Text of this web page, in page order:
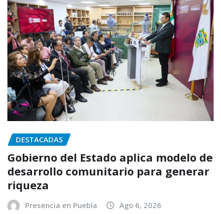
DESTACADAS
Gobierno del Estado aplica modelo de
desarrollo comunitario para generar
riqueza
Presencia en Puebla Ago 6, 2026